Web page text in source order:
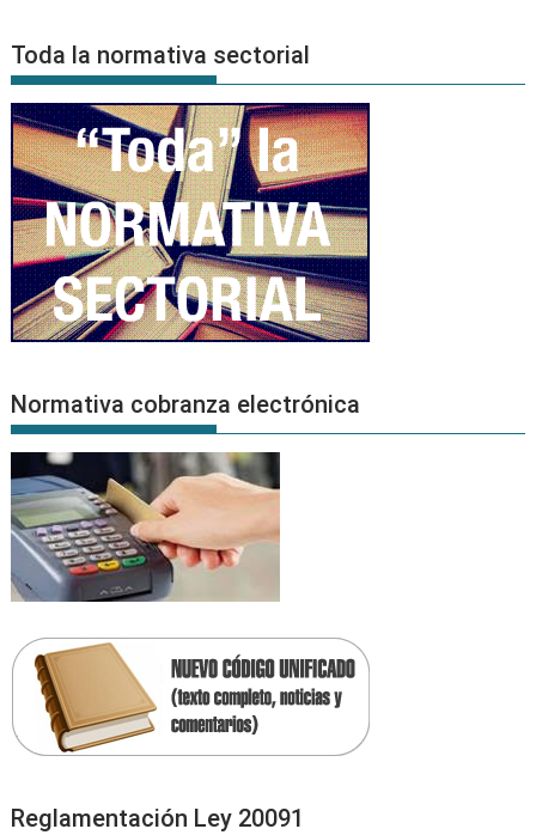
Noticias
Toda la normativa sectorial
Normativa cobranza electrónica
Reglamentación Ley 20091